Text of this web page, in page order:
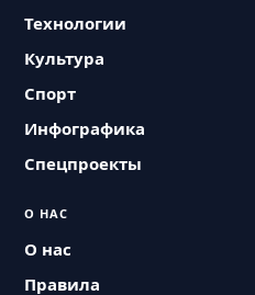
Технологии
Культура
Спорт
Инфографика
Спецпроекты
О НАС
О нас
Правила